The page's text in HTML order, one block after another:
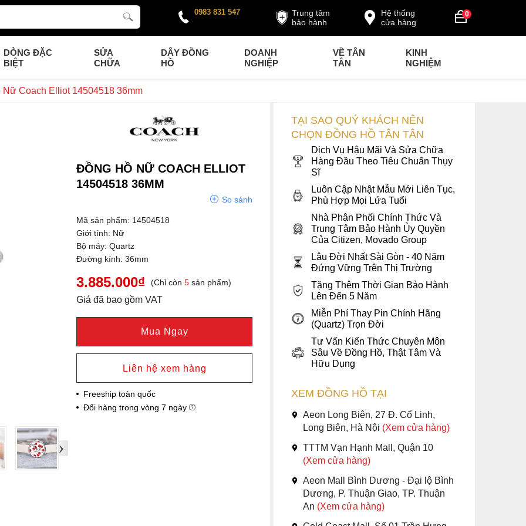
0
Hệ thống
cửa hàng
Trung tâm
bảo hành
0983 831 547
DÒNG ĐẶC
BIỆT
SỬA
CHỮA
DÂY ĐỒNG
HỒ
DOANH
NGHIỆP
VỀ TÂN
TÂN
KINH
NGHIỆM
Coach Elliot 14504518 36mm
›
ĐỒNG HỒ NỮ COACH ELLIOT
14504518 36MM
So sánh
Mã sản phẩm: 14504518
Giới tính: Nữ
Bộ máy: Quartz
Đường kính: 36mm
3.885.000₫ (Chỉ còn5 sản phẩm)
Giá đã bao gồm VAT
Mua Ngay
Liên hệ xem hàng
Freeship toàn quốc
Đổi hàng trong vòng 7 ngày
TẠI SAO QUÝ KHÁCH NÊN
CHỌN ĐỒNG HỒ TÂN TÂN
Dịch Vụ Hậu Mãi Và Sửa Chữa
Hàng Đầu Theo Tiêu Chuẩn Thụy
Sĩ
Luôn Cập Nhật Mẫu Mới Liên Tục,
Phù Hợp Mọi Lứa Tuổi
Nhà Phân Phối Chính Thức Và
Trung Tâm Bảo Hành Ủy Quyền
Của Citizen, Movado Group
Lâu Đời Nhất Sài Gòn - 40 Năm
Đứng Vững Trên Thị Trường
Tặng Thêm Thời Gian Bảo Hành
Lên Đến 5 Năm
Miễn Phí Thay Pin Chính Hãng
(Quartz) Trọn Đời
Tư Vấn Kiến Thức Chuyên Môn
Sâu Về Đồng Hồ, Thật Tâm Và
Hữu Dụng
XEM ĐỒNG HỒ TẠI
Aeon Long Biên, 27 Đ. Cổ Linh,
Long Biên, Hà Nội (Xem cửa hàng)
TTTM Vạn Hạnh Mall, Quận 10
(Xem cửa hàng)
Aeon Mall Bình Dương - Đại lộ Bình
Dương, P. Thuận Giao, TP. Thuận
An (Xem cửa hàng)